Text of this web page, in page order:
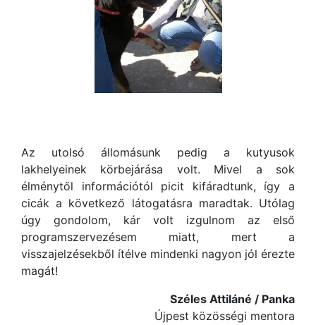
Az utolsó állomásunk pedig a kutyusok
lakhelyeinek körbejárása volt. Mivel a sok
élménytől információtól picit kifáradtunk, így a
cicák a következő látogatásra maradtak. Utólag
úgy gondolom, kár volt izgulnom az első
programszervezésem miatt, mert a
visszajelzésekből ítélve mindenki nagyon jól érezte
magát!
Széles Attiláné / Panka
Újpest közösségi mentora